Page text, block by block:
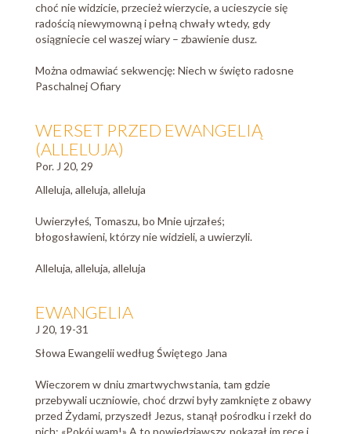
choć nie widzicie, przecież wierzycie, a ucieszycie się
radością niewymowną i pełną chwały wtedy, gdy
osiągniecie cel waszej wiary – zbawienie dusz.
Można odmawiać sekwencję: Niech w święto radosne
Paschalnej Ofiary
WERSET PRZED EWANGELIĄ
(ALLELUJA)
Por. J 20, 29
Alleluja, alleluja, alleluja
Uwierzyłeś, Tomaszu, bo Mnie ujrzałeś;
błogosławieni, którzy nie widzieli, a uwierzyli.
Alleluja, alleluja, alleluja
EWANGELIA
J 20, 19-31
Słowa Ewangelii według Świętego Jana
Wieczorem w dniu zmartwychwstania, tam gdzie
przebywali uczniowie, choć drzwi były zamknięte z obawy
przed Żydami, przyszedł Jezus, stanął pośrodku i rzekł do